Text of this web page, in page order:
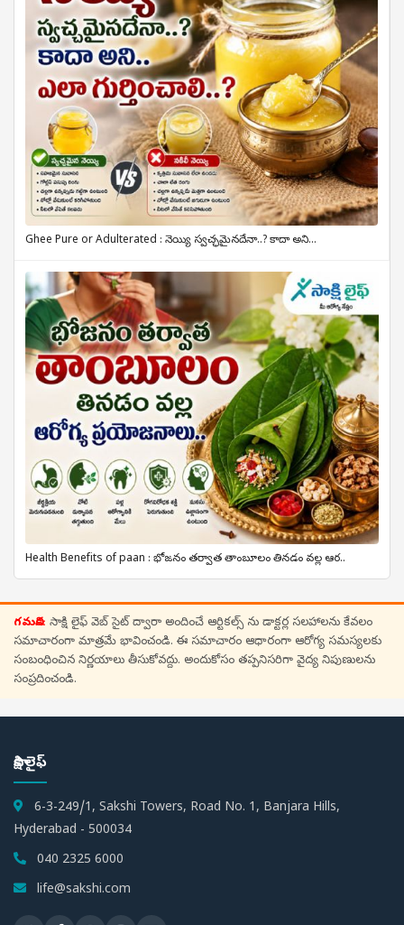
Ghee Pure or Adulterated : నెయ్యి స్వచ్ఛమైనదేనా..? కాదా అని...
Health Benefits of paan : భోజనం తర్వాత తాంబూలం తినడం వల్ల ఆర..
గమనిక: సాక్షి లైఫ్ వెబ్ సైట్ ద్వారా అందించే ఆర్టికల్స్ ను డాక్టర్ల సలహాలను కేవలం
సమాచారంగా మాత్రమే భావించండి. ఈ సమాచారం ఆధారంగా ఆరోగ్య సమస్యలకు
సంబంధించిన నిర్ణయాలు తీసుకోవద్దు. అందుకోసం తప్పనిసరిగా వైద్య నిపుణులను
సంప్రదించండి.
సాక్షి లైఫ్
6-3-249/1, Sakshi Towers, Road No. 1, Banjara Hills,
Hyderabad - 500034
040 2325 6000
life@sakshi.com